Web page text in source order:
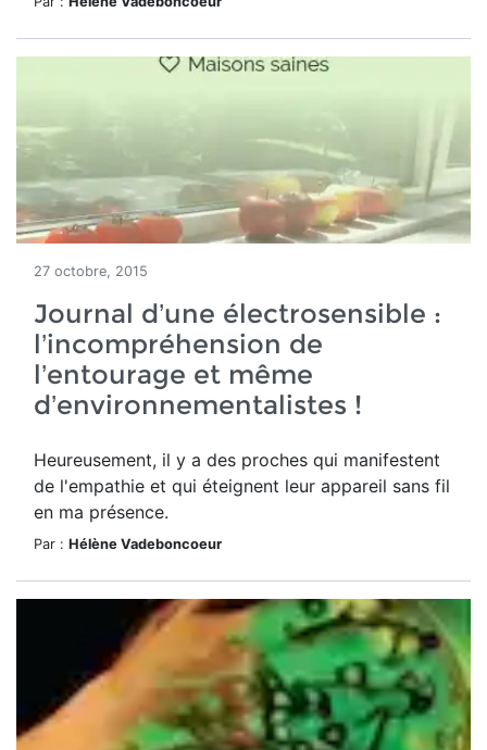
27 octobre, 2015
Journal d’une électrosensible :
l’incompréhension de
l’entourage et même
d’environnementalistes !
Heureusement, il y a des proches qui manifestent
de l'empathie et qui éteignent leur appareil sans fil
en ma présence.
Par : Hélène Vadeboncoeur